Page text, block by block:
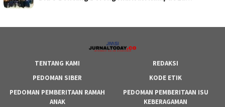
TENTANG KAMI
REDAKSI
PEDOMAN SIBER
KODE ETIK
PEDOMAN PEMBERITAAN RAMAH
ANAK
PEDOMAN PEMBERITAAN ISU
KEBERAGAMAN